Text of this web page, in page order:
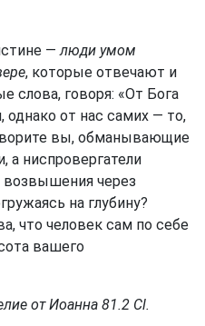
—люди умом
, которые отвечают и
слова, говоря: «От Бога
от нас самих — то,
вы, обманывающие
а ниспровергатели
через
на глубину?
что человек сам по себе
вашего
от Иоанна 81.2 Сl.